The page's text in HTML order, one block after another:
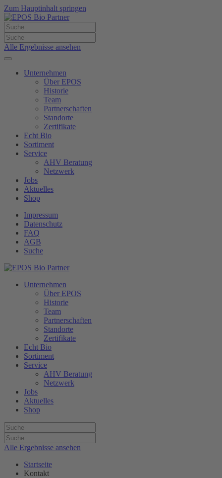
Zum Hauptinhalt springen
Alle Ergebnisse ansehen
Unternehmen
Über EPOS
Historie
Team
Partnerschaften
Standorte
Zertifikate
Echt Bio
Sortiment
Service
AHV Beratung
Netzwerk
Jobs
Aktuelles
Shop
Impressum
Datenschutz
FAQ
AGB
Suche
Unternehmen
Über EPOS
Historie
Team
Partnerschaften
Standorte
Zertifikate
Echt Bio
Sortiment
Service
AHV Beratung
Netzwerk
Jobs
Aktuelles
Shop
Alle Ergebnisse ansehen
Startseite
Kontakt